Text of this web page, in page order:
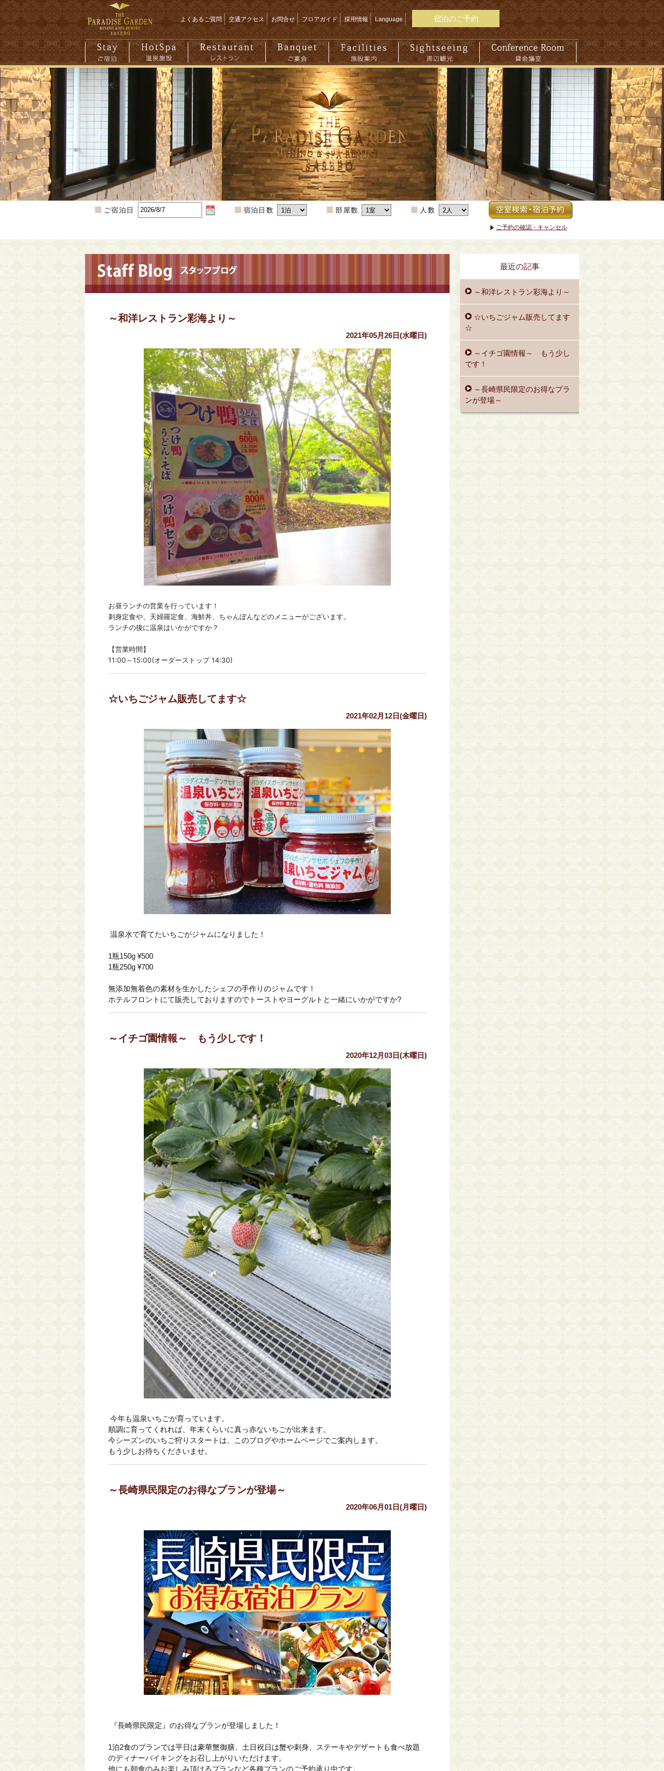
よくあるご質問 交通アクセス お問合せ フロアガイド 採用情報 Language 宿泊のご予約
ご宿泊日 宿泊日数 部屋数 人数
ご予約の確認・キャンセル
～和洋レストラン彩海より～
2021年05月26日(水曜日)
お昼ランチの営業を行っています！
刺身定食や、天婦羅定食、海鮮丼、ちゃんぽんなどのメニューがございます。
ランチの後に温泉はいかがですか？
【営業時間】
11:00～15:00(オーダーストップ 14:30)
☆いちごジャム販売してます☆
2021年02月12日(金曜日)
温泉水で育てたいちごがジャムになりました！
1瓶150g ¥500
1瓶250g ¥700
無添加無着色の素材を生かしたシェフの手作りのジャムです！
ホテルフロントにて販売しておりますのでトーストやヨーグルトと一緒にいかがですか?
～イチゴ園情報～ もう少しです！
2020年12月03日(木曜日)
今年も温泉いちごが育っています。
順調に育ってくれれば、年末くらいに真っ赤ないちごが出来ます。
今シーズンのいちご狩りスタートは、このブログやホームページでご案内します。
もう少しお待ちくださいませ。
～長崎県民限定のお得なプランが登場～
2020年06月01日(月曜日)
『長崎県民限定』のお得なプランが登場しました！
1泊2食のプランでは平日は豪華蟹御膳、土日祝日は蟹や刺身、ステーキやデザートも食べ放題
のディナーバイキングをお召し上がりいただけます。
他にも朝食のみお楽しみ頂けるプランなど各種プランのご予約承り中です。
最近の記事
～和洋レストラン彩海より～
☆いちごジャム販売してます
☆
～イチゴ園情報～ もう少し
です！
～長崎県民限定のお得なプラ
ンが登場～